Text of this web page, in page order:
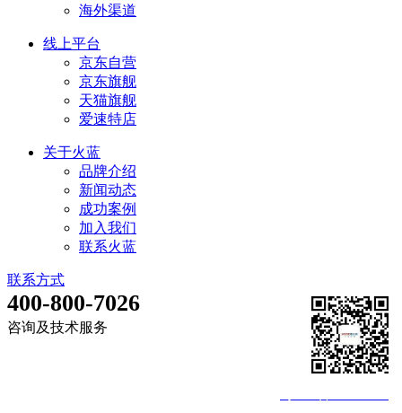
海外渠道
线上平台
京东自营
京东旗舰
天猫旗舰
爱速特店
关于火蓝
品牌介绍
新闻动态
成功案例
加入我们
联系火蓝
联系方式
400-800-7026
咨询及技术服务